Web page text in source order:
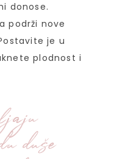
donose.
podrži nove
je u
plodnost i
duše